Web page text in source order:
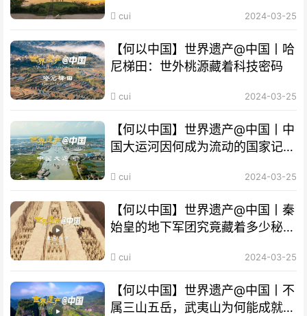
cui 2024-03-25
【何以中国】世界遗产@中国丨哈
尼梯田：世外桃源藏着科技密码
cui 2024-03-25
【何以中国】世界遗产@中国丨中
国大运河因何成为流动的国家记
cui 2024-03-25
【何以中国】世界遗产@中国丨秦
始皇的地下军团究竟藏着多少秘
cui 2024-03-25
【何以中国】世界遗产@中国丨不
属三山五岳，武夷山为何能成就